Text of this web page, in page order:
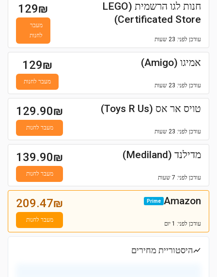
חנות לגו הרשמית (LEGO
Certificated Store)
עודכן לפני: 23 שעות
129₪
מעבר
לחנות
אמיגו (Amigo)
עודכן לפני: 23 שעות
129₪
מעבר לחנות
טויס אר אס (Toys R Us)
עודכן לפני: 23 שעות
129.90₪
מעבר לחנות
מדילנד (Mediland)
עודכן לפני: 7 שעות
139.90₪
מעבר לחנות
Amazon
Prime
עודכן לפני: 1 יום
209.47₪
מעבר לחנות
היסטוריית מחירים